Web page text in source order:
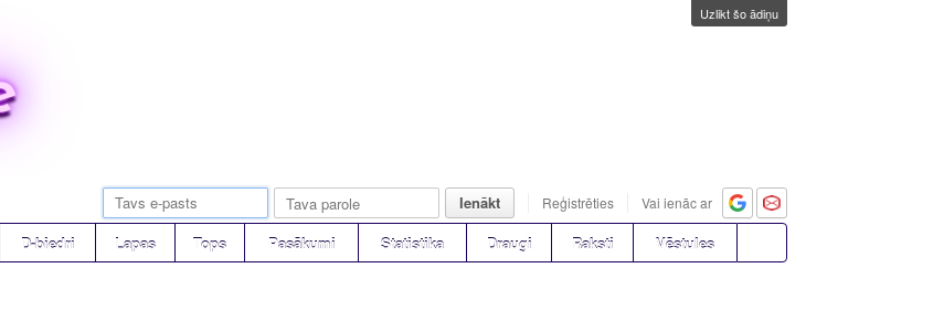
Uzlikt šo ādiņu
Ienākt Reģistrēties Vai ienāc ar
D-biedri Lapas Tops Pasākumi Statistika Draugi Raksti Vēstules